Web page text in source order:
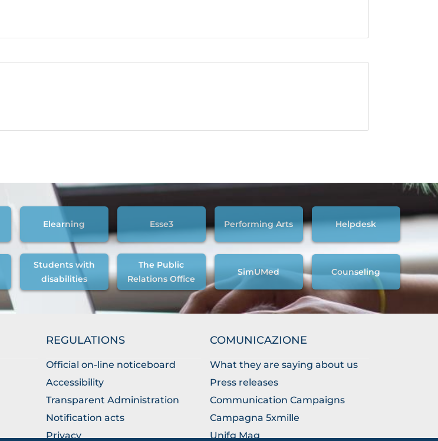
Elearning Esse3 Performing Arts Helpdesk
Students with
disabilities
The Public
Relations Office
SimUMed Counseling
REGULATIONS
Official on-line noticeboard
Accessibility
Transparent Administration
Notification acts
Privacy
COMUNICAZIONE
What they are saying about us
Press releases
Communication Campaigns
Campagna 5xmille
Unifg Mag